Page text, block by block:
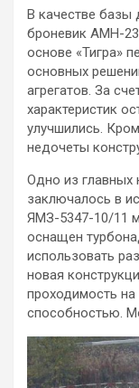
В качестве базы
броневик АМН-
основе «Тигра»
основных
агрегатов. За
характеристик
улучшились.
недочеты
Одно из главных
заключалось в
ЯМЗ-5347-10/11
оснащен
использовать
новая
проходимость на
способностью.